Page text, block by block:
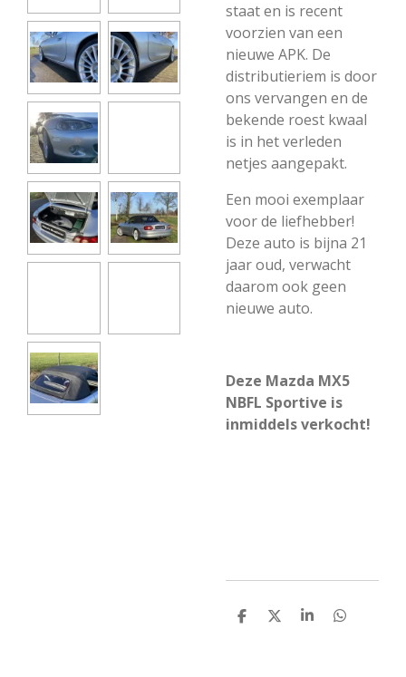
staat en is recent
voorzien van een
nieuwe APK. De
distributieriem is door
ons vervangen en de
bekende roest kwaal
is in het verleden
netjes aangepakt.
Een mooi exemplaar
voor de liefhebber!
Deze auto is bijna 21
jaar oud, verwacht
daarom ook geen
nieuwe auto.
Deze Mazda MX5
NBFL Sportive is
inmiddels verkocht!
D
D
S
D